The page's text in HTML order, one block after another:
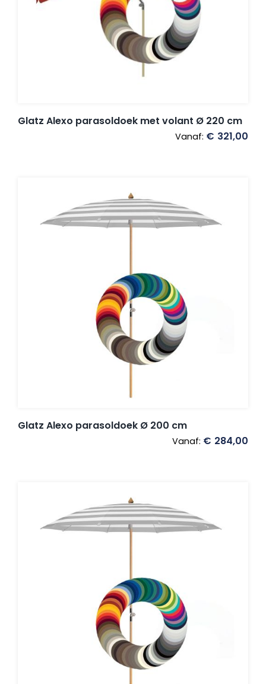
Glatz Alexo parasoldoek met volant Ø 220 cm
Vanaf: € 321,00
Glatz Alexo parasoldoek Ø 200 cm
Vanaf: € 284,00